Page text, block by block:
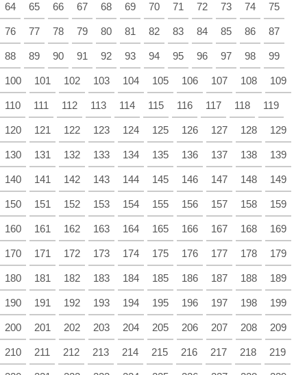
64 65 66 67 68 69 70 71 72 73 74 75
76 77 78 79 80 81 82 83 84 85 86 87
88 89 90 91 92 93 94 95 96 97 98 99
100 101 102 103 104 105 106 107 108 109
110 111 112 113 114 115 116 117 118 119
120 121 122 123 124 125 126 127 128 129
130 131 132 133 134 135 136 137 138 139
140 141 142 143 144 145 146 147 148 149
150 151 152 153 154 155 156 157 158 159
160 161 162 163 164 165 166 167 168 169
170 171 172 173 174 175 176 177 178 179
180 181 182 183 184 185 186 187 188 189
190 191 192 193 194 195 196 197 198 199
200 201 202 203 204 205 206 207 208 209
210 211 212 213 214 215 216 217 218 219